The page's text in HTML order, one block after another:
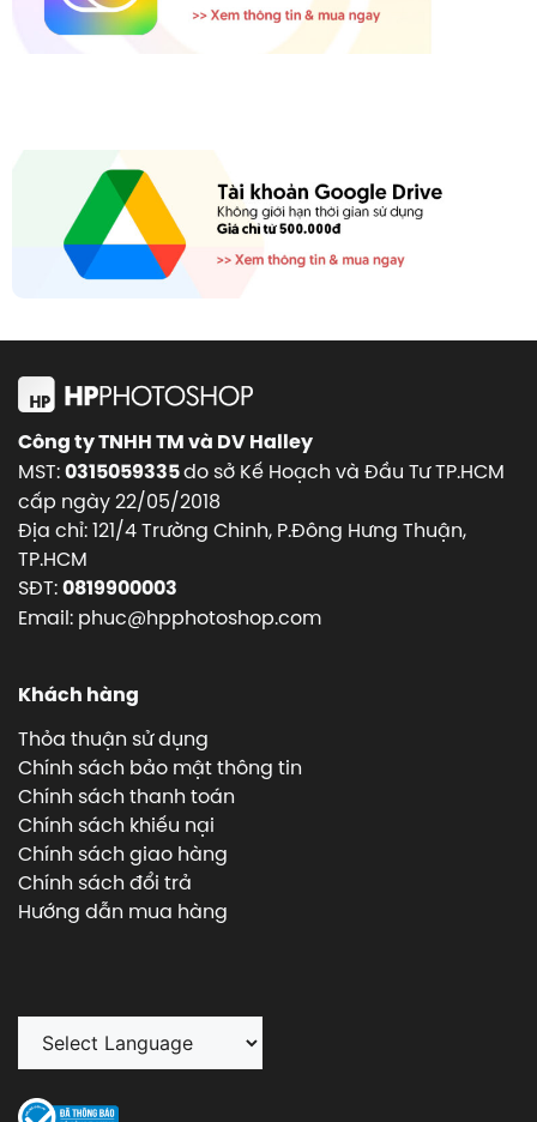
Công ty TNHH TM và DV Halley
MST:0315059335do sở Kế Hoạch và Đầu Tư TP.HCM
cấp ngày 22/05/2018
Địa chỉ: 121/4 Trường Chinh, P.Đông Hưng Thuận,
TP.HCM
SĐT:0819900003
Email: phuc@hpphotoshop.com
Khách hàng
Thỏa thuận sử dụng
Chính sách bảo mật thông tin
Chính sách thanh toán
Chính sách khiếu nại
Chính sách giao hàng
Chính sách đổi trả
Hướng dẫn mua hàng